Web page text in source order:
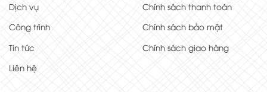
Dịch vụ
Công trình
Tin tức
Liên hệ
Chính sách thanh toán
Chính sách bảo mật
Chính sách giao hàng